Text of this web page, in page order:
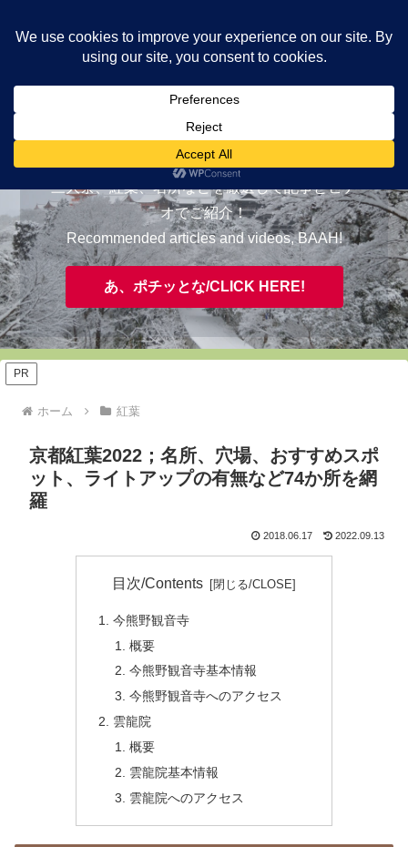
EVAAH!
おすすめ/RECOMMENDED
三大祭、紅葉、名所などを厳選して記事とビデ
オでご紹介！
Recommended articles and videos, BAAH!
あ、ポチッとな/CLICK HERE!
PR
ホーム 紅葉
京都紅葉2022；名所、穴場、おすすめスポ
ット、ライトアップの有無など74か所を網
羅
2018.06.17 2022.09.13
目次/Contents
今熊野観音寺
概要
今熊野観音寺基本情報
今熊野観音寺へのアクセス
雲龍院
概要
雲龍院基本情報
雲龍院へのアクセス